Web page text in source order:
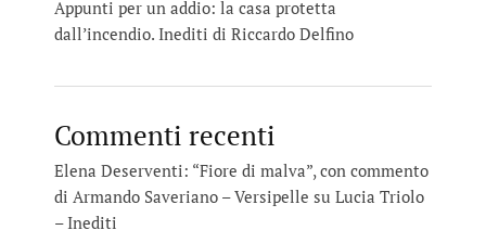
Appunti per un addio: la casa protetta
dall’incendio. Inediti di Riccardo Delfino
Commenti recenti
Elena Deserventi: “Fiore di malva”, con commento
di Armando Saveriano – Versipelle su Lucia Triolo
– Inediti